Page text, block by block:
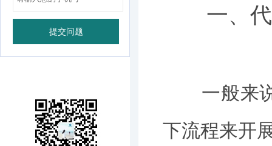
一、代
一般来说
下流程来开